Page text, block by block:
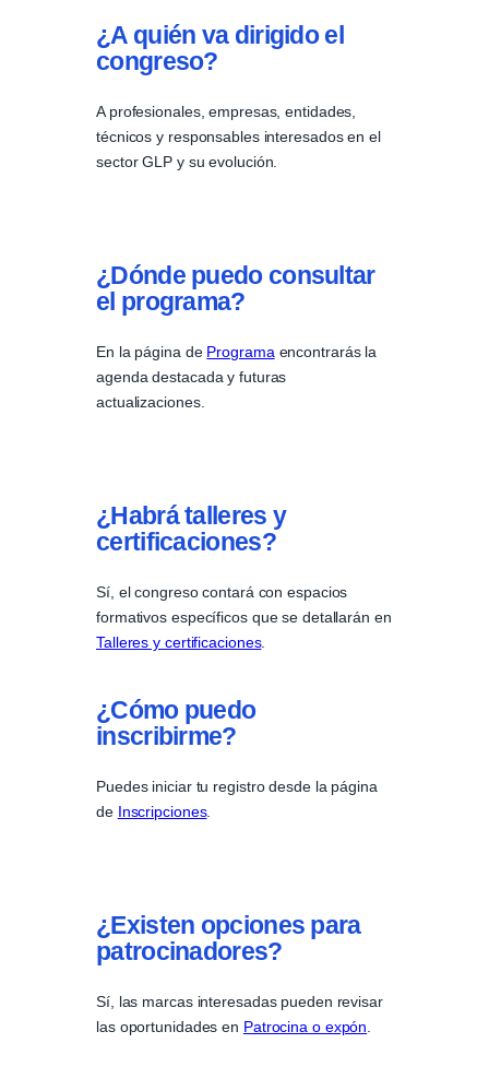
¿A quién va dirigido el
congreso?
A profesionales, empresas, entidades,
técnicos y responsables interesados en el
sector GLP y su evolución.
¿Dónde puedo consultar
el programa?
En la página de Programaencontrarás la
agenda destacada y futuras
actualizaciones.
¿Habrá talleres y
certificaciones?
Sí, el congreso contará con espacios
formativos específicos que se detallarán en
Talleres y certificaciones.
¿Cómo puedo
inscribirme?
Puedes iniciar tu registro desde la página
de Inscripciones.
¿Existen opciones para
patrocinadores?
Sí, las marcas interesadas pueden revisar
las oportunidades en Patrocina o expón.